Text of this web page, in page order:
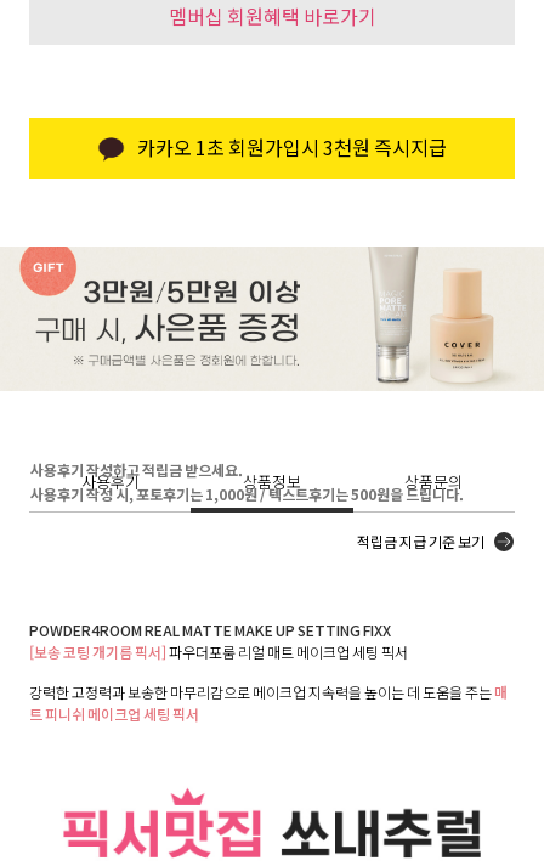
멤버십 회원혜택 바로가기
카카오 1초 회원가입시 3천원 즉시지급
사용후기 상품정보 상품문의
사용후기 작성하고 적립금 받으세요.
사용후기 작성 시, 포토후기는 1,000원 / 텍스트후기는 500원을 드립니다.
적립금 지급 기준 보기
POWDER4ROOM REAL MATTE MAKE UP SETTING FIXX
[보송 코팅 개기름 픽서]파우더포룸 리얼 매트 메이크업 세팅 픽서
강력한 고정력과 보송한 마무리감으로 메이크업 지속력을 높이는 데 도움을 주는매
트 피니쉬 메이크업 세팅 픽서